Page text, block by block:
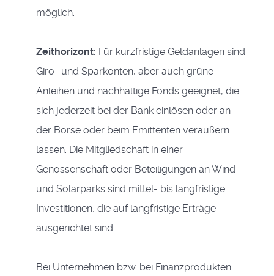
möglich.
Zeithorizont: Für kurzfristige Geldanlagen sind
Giro- und Sparkonten, aber auch grüne
Anleihen und nachhaltige Fonds geeignet, die
sich jederzeit bei der Bank einlösen oder an
der Börse oder beim Emittenten veräußern
lassen. Die Mitgliedschaft in einer
Genossenschaft oder Beteiligungen an Wind-
und Solarparks sind mittel- bis langfristige
Investitionen, die auf langfristige Erträge
ausgerichtet sind.
Bei Unternehmen bzw. bei Finanzprodukten